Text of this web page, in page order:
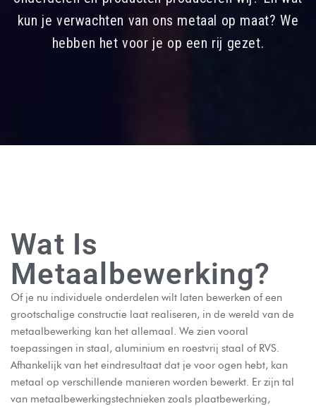
kun je verwachten van ons metaal op maat? We
hebben het voor je op een rij gezet.
Wat Is
Metaalbewerking?
Of je nu individuele onderdelen wilt laten bewerken of een
grootschalige constructie laat realiseren, in de wereld van de
metaalbewerking kan het allemaal. We zien vooral
toepassingen in staal, aluminium en roestvrij staal of RVS.
Afhankelijk van het eindresultaat dat je voor ogen hebt, kan
metaal op verschillende manieren worden bewerkt. Er zijn tal
van metaalbewerkingstechnieken zoals plaatbewerking,